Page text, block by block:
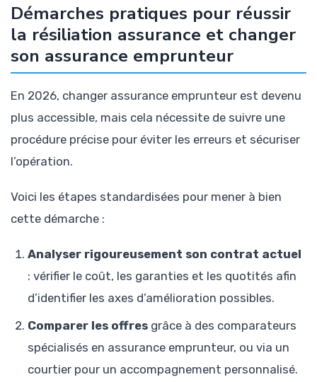
Démarches pratiques pour réussir
la résiliation assurance et changer
son assurance emprunteur
En 2026, changer assurance emprunteur est devenu
plus accessible, mais cela nécessite de suivre une
procédure précise pour éviter les erreurs et sécuriser
l’opération.
Voici les étapes standardisées pour mener à bien
cette démarche :
Analyser rigoureusement son contrat actuel
: vérifier le coût, les garanties et les quotités afin
d’identifier les axes d’amélioration possibles.
Comparer les offres grâce à des comparateurs
spécialisés en assurance emprunteur, ou via un
courtier pour un accompagnement personnalisé.